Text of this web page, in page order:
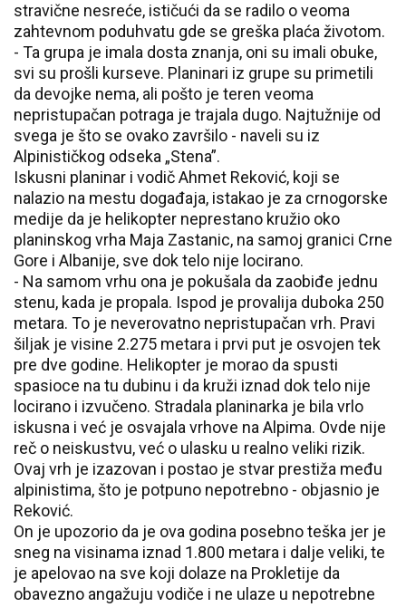
stravične nesreće, ističući da se radilo o veoma
zahtevnom poduhvatu gde se greška plaća životom.
- Ta grupa je imala dosta znanja, oni su imali obuke,
svi su prošli kurseve. Planinari iz grupe su primetili
da devojke nema, ali pošto je teren veoma
nepristupačan potraga je trajala dugo. Najtužnije od
svega je što se ovako završilo - naveli su iz
Alpinističkog odseka „Stena”.
Iskusni planinar i vodič Ahmet Reković, koji se
nalazio na mestu događaja, istakao je za crnogorske
medije da je helikopter neprestano kružio oko
planinskog vrha Maja Zastanic, na samoj granici Crne
Gore i Albanije, sve dok telo nije locirano.
- Na samom vrhu ona je pokušala da zaobiđe jednu
stenu, kada je propala. Ispod je provalija duboka 250
metara. To je neverovatno nepristupačan vrh. Pravi
šiljak je visine 2.275 metara i prvi put je osvojen tek
pre dve godine. Helikopter je morao da spusti
spasioce na tu dubinu i da kruži iznad dok telo nije
locirano i izvučeno. Stradala planinarka je bila vrlo
iskusna i već je osvajala vrhove na Alpima. Ovde nije
reč o neiskustvu, već o ulasku u realno veliki rizik.
Ovaj vrh je izazovan i postao je stvar prestiža među
alpinistima, što je potpuno nepotrebno - objasnio je
Reković.
On je upozorio da je ova godina posebno teška jer je
sneg na visinama iznad 1.800 metara i dalje veliki, te
je apelovao na sve koji dolaze na Prokletije da
obavezno angažuju vodiče i ne ulaze u nepotrebne